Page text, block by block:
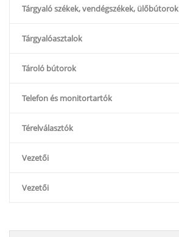
Tárgyaló székek, vendégszékek, ülőbútorok
Tárgyalóasztalok
Tároló bútorok
Telefon és monitortartók
Térelválasztók
Vezetői
Vezetői